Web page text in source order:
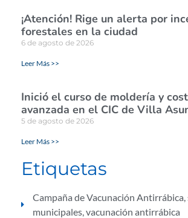
¡Atención! Rige un alerta por
forestales en la ciudad
6 de agosto de 2026
Leer Más >>
Inició el curso de moldería y
avanzada en el CIC de Villa
5 de agosto de 2026
Leer Más >>
Etiquetas
Campaña de Vacunación Antirrábica
municipales vacunación antirrábica